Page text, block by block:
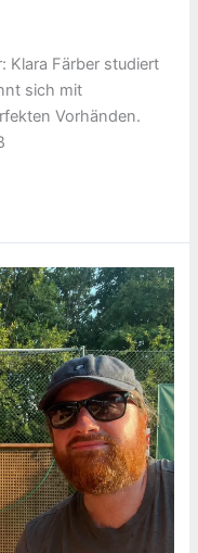
Klara Färber studiert
sich mit
Vorhänden.